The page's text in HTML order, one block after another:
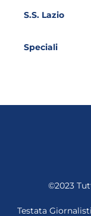
S.S. Lazio
Speciali
©2023
Testata